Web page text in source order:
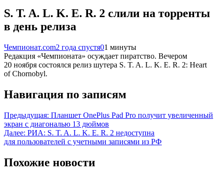
S. T. A. L. K. E. R. 2 слили на торренты
в день релиза
Чемпионат.com2 года спустя01 минуты
Редакция «Чемпионата» осуждает пиратство. Вечером
20 ноября состоялся релиз шутера S. T. A. L. K. E. R. 2: Heart
of Chornobyl.
Навигация по записям
Предыдущая: Планшет OnePlus Pad Pro получит увеличенный
экран с диагональю 13 дюймов
Далее: РИА: S. T. A. L. K. E. R. 2 недоступна
для пользователей с учетными записями из РФ
Похожие новости